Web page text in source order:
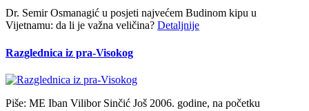
Dr. Semir Osmanagić u posjeti najvećem Budinom kipu u
Vijetnamu: da li je važna veličina? Detaljnije
Razglednica iz pra-Visokog
Piše: ME Iban Vilibor Sinčić Još 2006. godine, na početku